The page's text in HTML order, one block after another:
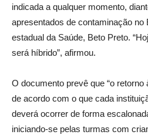
indicada a qualquer momento,
apresentados de contaminação no
estadual da Saúde, Beto Preto.
será híbrido”, afirmou.
O documento prevê que “o
de acordo com o que cada
deverá ocorrer de forma
iniciando-se pelas turmas com